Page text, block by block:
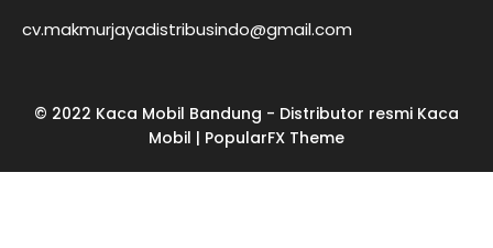
cv.makmurjayadistribusindo@gmail.com
© 2022 Kaca Mobil Bandung - Distributor resmi Kaca
Mobil | PopularFX Theme